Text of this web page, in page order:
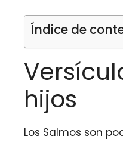
Índice de
hijos
Los Salmos son